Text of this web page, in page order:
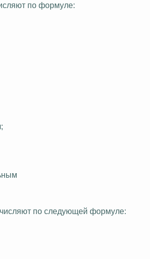
по формуле:
по следующей формуле: